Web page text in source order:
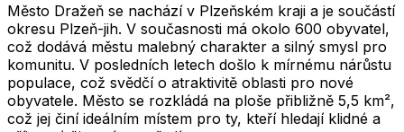
Město Dražeň se nachází v Plzeňském kraji a je součástí
okresu Plzeň-jih. V současnosti má okolo 600 obyvatel,
což dodává městu malebný charakter a silný smysl pro
komunitu. V posledních letech došlo k mírnému nárůstu
populace, což svědčí o atraktivitě oblasti pro nové
obyvatele. Město se rozkládá na ploše přibližně 5,5 km²,
což jej činí ideálním místem pro ty, kteří hledají klidné a